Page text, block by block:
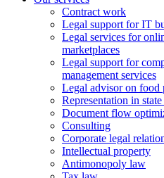
Contract work
Legal support for IT
Legal services for
marketplaces
Legal support for
management services
Legal advisor on
Representation in
Document flow
Consulting
Corporate legal
Intellectual property
Antimonopoly law